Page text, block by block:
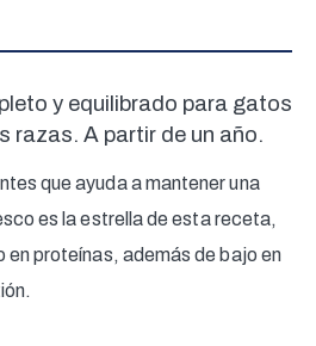
y equilibrado para gatos
razas. A partir de un año.
que ayuda a mantener una
es la estrella de esta receta,
en proteínas, además de bajo en